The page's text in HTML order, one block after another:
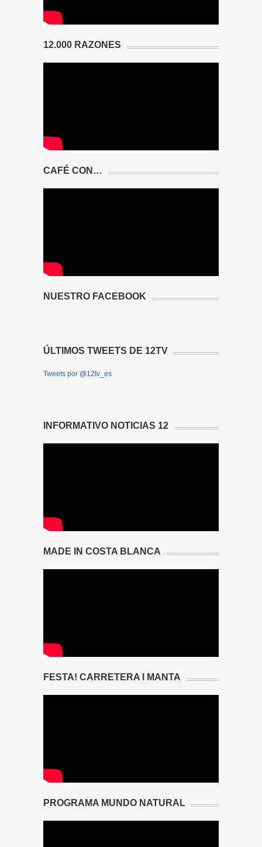
12.000 RAZONES
CAFÉ CON…
NUESTRO FACEBOOK
ÚLTIMOS TWEETS DE 12TV
Tweets por @12tv_es
INFORMATIVO NOTICIAS 12
MADE IN COSTA BLANCA
FESTA! CARRETERA I MANTA
PROGRAMA MUNDO NATURAL